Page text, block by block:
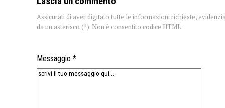
Assicurati di aver digitato tutte le informazioni richieste,
da un asterisco (*). Non è consentito codice HTML.
Messaggio *